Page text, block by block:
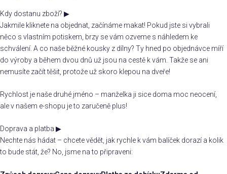
Kdy dostanu zboží? ▶
Jakmile kliknete na objednat, začínáme makat! Pokud jste si vybrali
něco s vlastním potiskem, brzy se vám ozveme s náhledem ke
schválení. A co naše běžné kousky z dílny? Ty hned po objednávce míří
do výroby a během dvou dnů už jsou na cestě k vám. Takže se ani
nemusíte začít těšit, protože už skoro klepou na dveře!
Rychlost je naše druhé jméno – manželka ji sice doma moc neocení,
ale v našem e-shopu je to zaručeně plus!
Doprava a platba ▶
Nechte nás hádat – chcete vědět, jak rychle k vám balíček dorazí a kolik
to bude stát, že? No, jsme na to připraveni: